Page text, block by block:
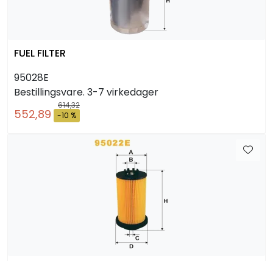
FUEL FILTER
95028E
Bestillingsvare. 3-7 virkedager
614,32
552,89 -10 %